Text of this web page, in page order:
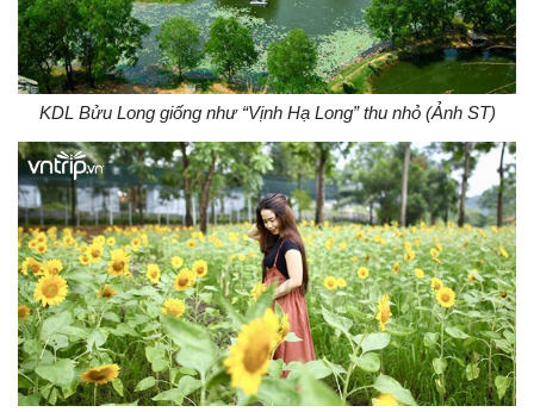
KDL Bửu Long giống như “Vịnh Hạ Long” thu nhỏ (Ảnh ST)